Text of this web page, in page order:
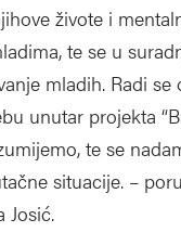
živote i
te se u
mladih. Radi
unutar projekta
te se
situacije. –
Josić.